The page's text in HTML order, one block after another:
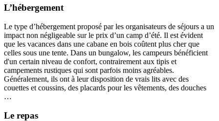
L’hébergement
Le type d’hébergement proposé par les organisateurs de séjours a un
impact non négligeable sur le prix d’un camp d’été. Il est évident
que les vacances dans une cabane en bois coûtent plus cher que
celles sous une tente. Dans un bungalow, les campeurs bénéficient
d'un certain niveau de confort, contrairement aux tipis et
campements rustiques qui sont parfois moins agréables.
Généralement, ils ont à leur disposition de vrais lits avec des
couettes et coussins, des placards pour les vêtements, des douches
…
Le repas